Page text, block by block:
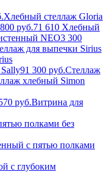
Хлебный стеллаж Gloria
руб.71 610 Хлебный
3 300
91 300 руб.Стеллаж
руб.Витрина для
с пятью полками